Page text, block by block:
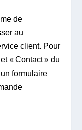
de
au
client. Pour
« Contact » du
formulaire